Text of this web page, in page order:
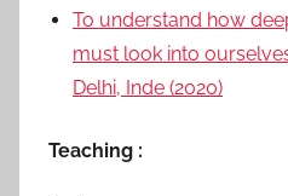
To understand how
must look into
Delhi, Inde (2020)
Teaching :